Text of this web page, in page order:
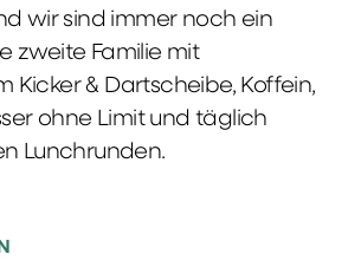
wir sind immer noch ein
zweite Familie mit
Kicker & Dartscheibe, Koffein,
ohne Limit und täglich
Lunchrunden.